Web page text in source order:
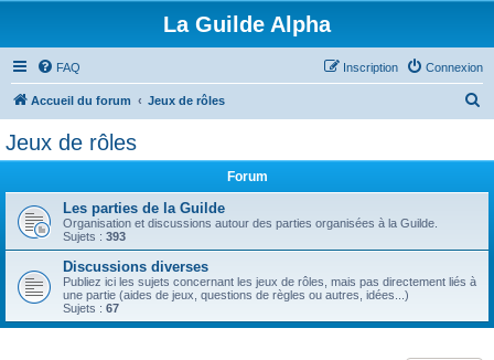
La Guilde Alpha
FAQ Connexion
Inscription
Accueil du forum Jeux de rôles
Jeux de rôles
Forum
Les parties de la Guilde
Organisation et discussions autour des parties organisées à la Guilde.
Sujets : 393
Discussions diverses
Publiez ici les sujets concernant les jeux de rôles, mais pas directement liés à
une partie (aides de jeux, questions de règles ou autres, idées...)
Sujets : 67